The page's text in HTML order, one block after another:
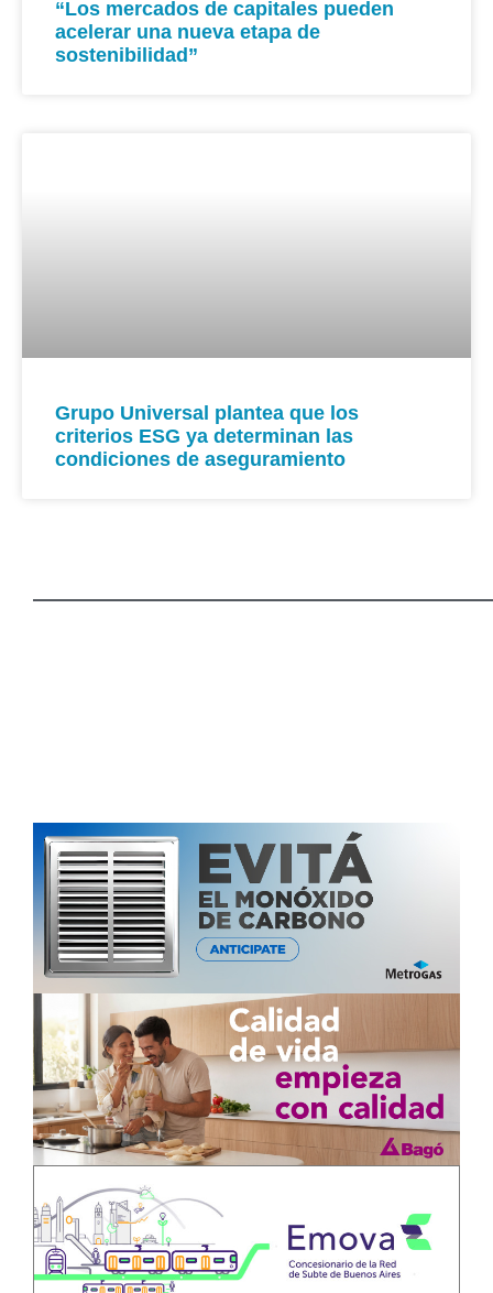
“Los mercados de capitales pueden
acelerar una nueva etapa de
sostenibilidad”
Grupo Universal plantea que los
criterios ESG ya determinan las
condiciones de aseguramiento